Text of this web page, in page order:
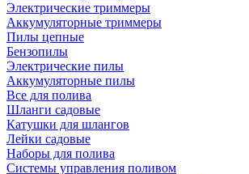
Электрические триммеры
Аккумуляторные триммеры
Пилы цепные
Бензопилы
Электрические пилы
Аккумуляторные пилы
Все для полива
Шланги садовые
Катушки для шлангов
Лейки садовые
Наборы для полива
Системы управления поливом